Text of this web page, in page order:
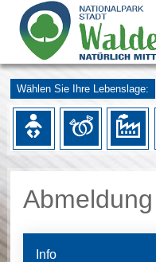
Wählen Sie Ihre Lebenslage:
Info